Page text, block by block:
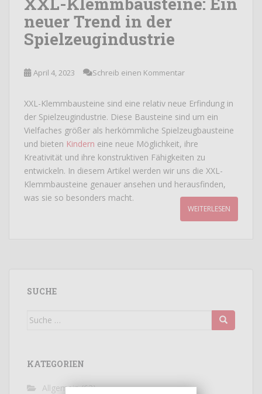
neuer Trend in der
Spielzeugindustrie
April 4, 2023 Schreib einen Kommentar
XXL-Klemmbausteine sind eine relativ neue Erfindung in
der Spielzeugindustrie. Diese Bausteine sind um ein
Vielfaches größer als herkömmliche Spielzeugbausteine
und bieten Kindern eine neue Möglichkeit, ihre
Kreativität und ihre konstruktiven Fähigkeiten zu
entwickeln. In diesem Artikel werden wir uns die XXL-
Klemmbausteine genauer ansehen und herausfinden,
was sie so besonders macht.
WEITERLESEN
SUCHE
Suche
KATEGORIEN
Allgemein(63)